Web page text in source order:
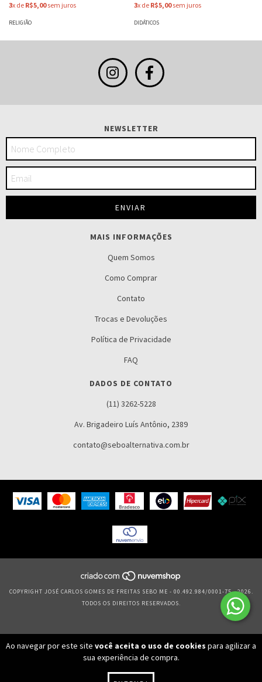
Ao navegar por este site você aceita o uso de cookies para agilizar a
sua experiência de compra.
3x de R$5,00sem juros
RELIGIÃO
3x de R$5,00sem juros
DIDÁTICOS
NEWSLETTER
MAIS INFORMAÇÕES
Quem Somos
Como Comprar
Contato
Trocas e Devoluções
Política de Privacidade
FAQ
DADOS DE CONTATO
(11) 3262-5228
Av. Brigadeiro Luís Antônio, 2389
contato@seboalternativa.com.br
COPYRIGHT JOSÉ CARLOS GOMES DE FREITAS SEBO ME - 00.492.984/0001-75 - 2026.
TODOS OS DIREITOS RESERVADOS.